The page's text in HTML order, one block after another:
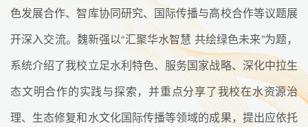
色发展合作、智库协同研究、国际传播与高校合作等议题展
开深入交流。魏新强以“汇聚华水智慧 共绘绿色未来”为题，
系统介绍了我校立足水利特色、服务国家战略、深化中拉生
态文明合作的实践与探索，并重点分享了我校在水资源治
理、生态修复和水文化国际传播等领域的成果，提出应依托